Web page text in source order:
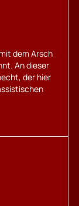
dem Arsch
An dieser
der hier